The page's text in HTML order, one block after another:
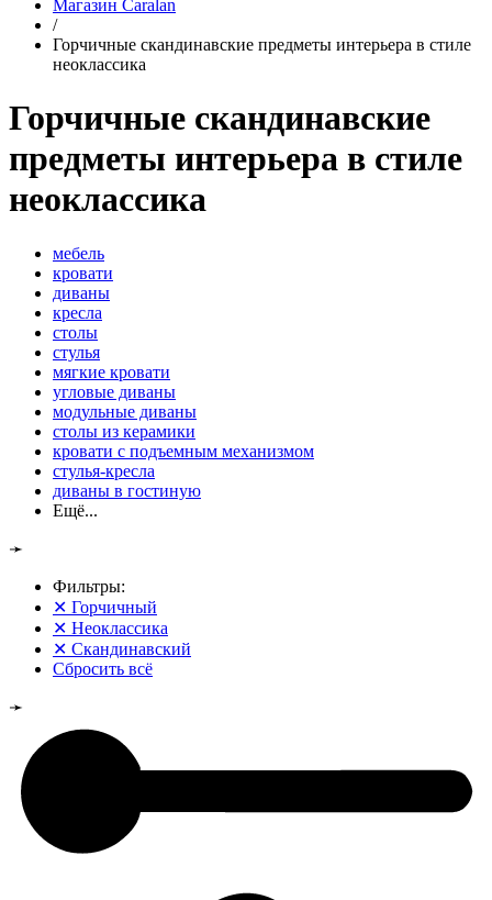
Магазин Caralan
/
Горчичные скандинавские предметы интерьера в стиле
неоклассика
Горчичные скандинавские
предметы интерьера в стиле
неоклассика
мебель
кровати
диваны
кресла
столы
стулья
мягкие кровати
угловые диваны
модульные диваны
столы из керамики
кровати с подъемным механизмом
стулья-кресла
диваны в гостиную
Ещё...
➛
Фильтры:
✕ Горчичный
✕ Неоклассика
✕ Скандинавский
Сбросить всё
➛